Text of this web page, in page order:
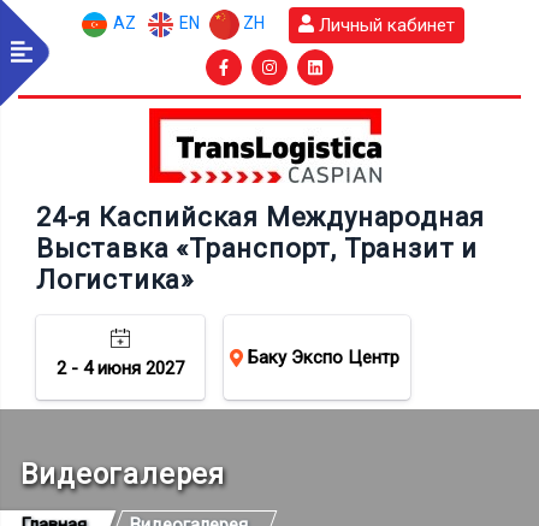
AZ EN ZH Личный кабинет
24-я Каспийская Международная
Выставка «Транспорт, Транзит и
Логистика»
2 - 4 июня 2027 Баку Экспо Центр
Видеогалерея